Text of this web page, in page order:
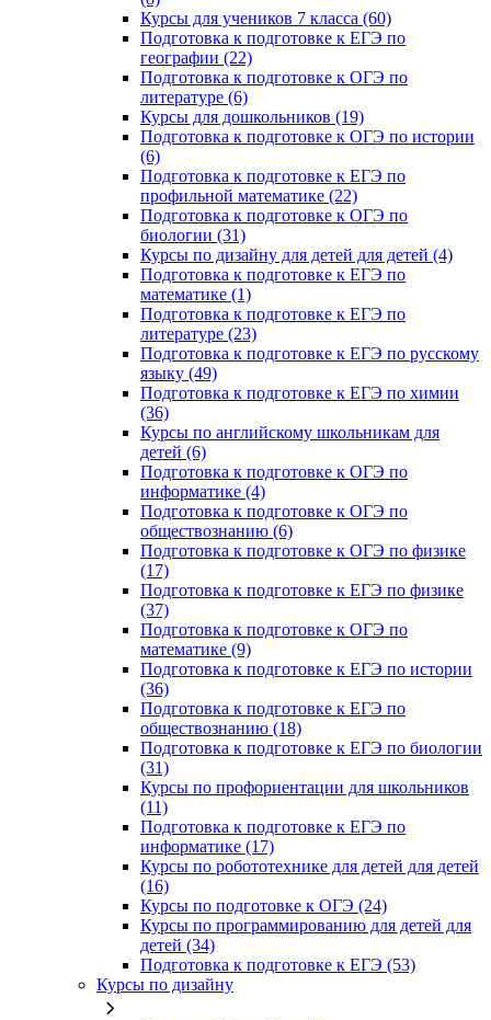
Курсы для учеников 7 класса (60)
Подготовка к подготовке к ЕГЭ по
географии (22)
Подготовка к подготовке к ОГЭ по
литературе (6)
Курсы для дошкольников (19)
Подготовка к подготовке к ОГЭ по истории
(6)
Подготовка к подготовке к ЕГЭ по
профильной математике (22)
Подготовка к подготовке к ОГЭ по
биологии (31)
Курсы по дизайну для детей для детей (4)
Подготовка к подготовке к ЕГЭ по
математике (1)
Подготовка к подготовке к ЕГЭ по
литературе (23)
Подготовка к подготовке к ЕГЭ по русскому
языку (49)
Подготовка к подготовке к ЕГЭ по химии
(36)
Курсы по английскому школьникам для
детей (6)
Подготовка к подготовке к ОГЭ по
информатике (4)
Подготовка к подготовке к ОГЭ по
обществознанию (6)
Подготовка к подготовке к ОГЭ по физике
(17)
Подготовка к подготовке к ЕГЭ по физике
(37)
Подготовка к подготовке к ОГЭ по
математике (9)
Подготовка к подготовке к ЕГЭ по истории
(36)
Подготовка к подготовке к ЕГЭ по
обществознанию (18)
Подготовка к подготовке к ЕГЭ по биологии
(31)
Курсы по профориентации для школьников
(11)
Подготовка к подготовке к ЕГЭ по
информатике (17)
Курсы по робототехнике для детей для детей
(16)
Курсы по подготовке к ОГЭ (24)
Курсы по программированию для детей для
детей (34)
Подготовка к подготовке к ЕГЭ (53)
Курсы по дизайну